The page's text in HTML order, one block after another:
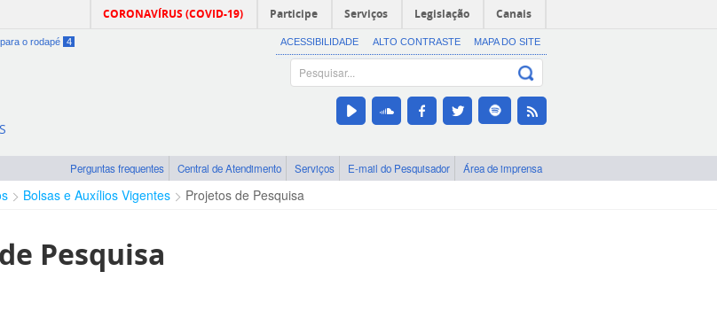
CORONAVÍRUS (COVID-19) Participe Serviços Legislação Canais
o rodapé 4 ACESSIBILIDADE ALTO CONTRASTE MAPA DO SITE
Perguntas frequentes Central de Atendimento Serviços E-mail do Pesquisador Área de imprensa
Bolsas e Auxílios Vigentes Projetos de Pesquisa
Pesquisa